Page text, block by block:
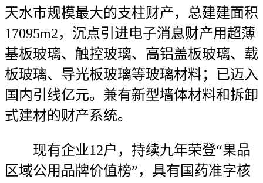
天水市规模最大的支柱财产，总建建面积
17095m2，沉点引进电子消息财产用超薄
基板玻璃、触控玻璃、高铝盖板玻璃、载
板玻璃、导光板玻璃等玻璃材料；已迈入
国内引线亿元。兼有新型墙体材料和拆卸
式建材的财产系统。
现有企业12户，持续九年荣登“果品
区域公用品牌价值榜”，具有国药准字核